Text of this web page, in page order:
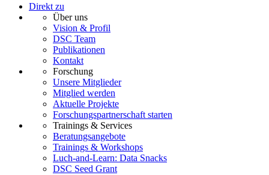
Direkt zu
Über uns
Vision & Profil
DSC Team
Publikationen
Kontakt
Forschung
Unsere Mitglieder
Mitglied werden
Aktuelle Projekte
Forschungspartnerschaft starten
Trainings & Services
Beratungsangebote
Trainings & Workshops
Luch-and-Learn: Data Snacks
DSC Seed Grant